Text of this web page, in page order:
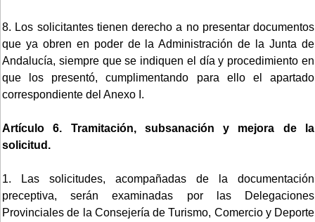
8. Los solicitantes tienen derecho a no presentar documentos
que ya obren en poder de la Administración de la Junta de
Andalucía, siempre que se indiquen el día y procedimiento en
que los presentó, cumplimentando para ello el apartado
correspondiente del Anexo I.
Artículo 6. Tramitación, subsanación y mejora de la
solicitud.
1. Las solicitudes, acompañadas de la documentación
preceptiva, serán examinadas por las Delegaciones
Provinciales de la Consejería de Turismo, Comercio y Deporte